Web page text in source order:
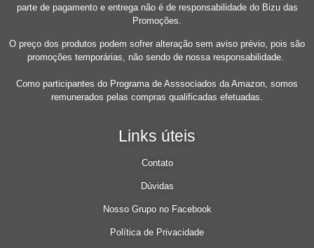
parte de pagamento e entrega não é de responsabilidade do Bizu das
Promoções.
O preço dos produtos podem sofrer alteração sem aviso prévio, pois são
promoções temporárias, não sendo de nossa responsabilidade.
Como participantes do Programa de Asssociados da Amazon, somos
remunerados pelas compras qualificadas efetuadas.
Links úteis
Contato
Dúvidas
Nosso Grupo no Facebook
Política de Privacidade